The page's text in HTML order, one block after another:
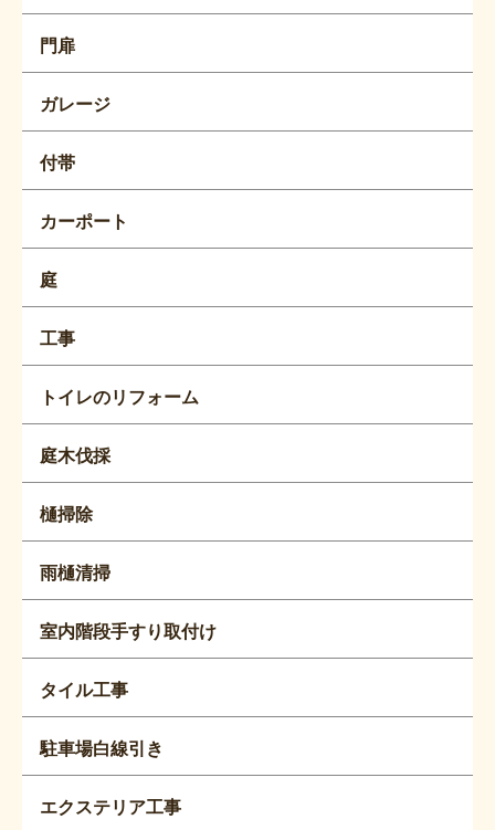
門扉
ガレージ
付帯
カーポート
庭
工事
トイレのリフォーム
庭木伐採
樋掃除
雨樋清掃
室内階段手すり取付け
タイル工事
駐車場白線引き
エクステリア工事